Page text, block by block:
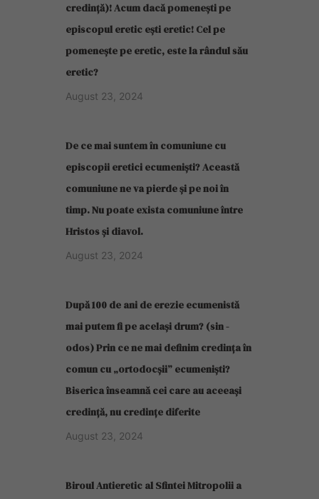
credință)! Acum dacă pomenești pe
episcopul eretic ești eretic! Cel pe
pomenește pe eretic, este la rândul său
eretic?
August 23, 2024
De ce mai suntem în comuniune cu
episcopii eretici ecumeniști? Această
comuniune ne va pierde și pe noi în
timp. Nu poate exista comuniune între
Hristos și diavol.
August 23, 2024
După 100 de ani de erezie ecumenistă
mai putem fi pe același drum? (sin -
odos) Prin ce ne mai definim credința în
comun cu „ortodocșii” ecumeniști?
Biserica înseamnă cei care au aceeași
credință, nu credințe diferite
August 23, 2024
Biroul Antieretic al Sfintei Mitropolii a